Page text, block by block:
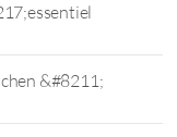
&#8211;